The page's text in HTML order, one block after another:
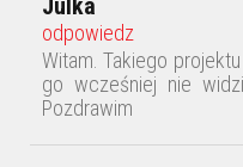
odpowiedz
Witam. Takiego
go wcześniej nie
Pozdrawim